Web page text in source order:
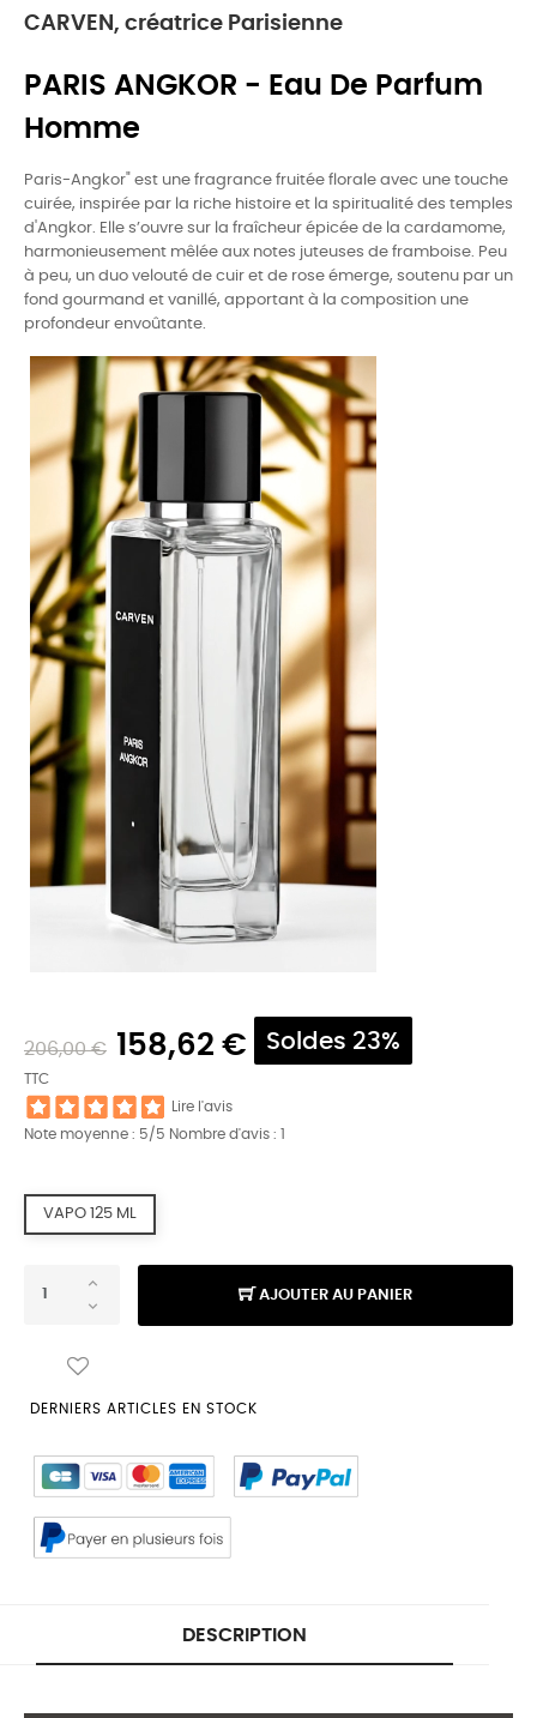
CARVEN, créatrice Parisienne
PARIS ANGKOR - Eau De Parfum
Homme
Paris-Angkor" est une fragrance fruitée florale avec une touche
cuirée, inspirée par la riche histoire et la spiritualité des temples
d'Angkor. Elle s’ouvre sur la fraîcheur épicée de la cardamome,
harmonieusement mêlée aux notes juteuses de framboise. Peu
à peu, un duo velouté de cuir et de rose émerge, soutenu par un
fond gourmand et vanillé, apportant à la composition une
profondeur envoûtante.
206,00 € 158,62 € Soldes 23%
TTC
Lire l'avis
Note moyenne : 5/5 Nombre d'avis :
VAPO 125 ML
AJOUTER AU PANIER
DERNIERS ARTICLES EN STOCK
DESCRIPTION